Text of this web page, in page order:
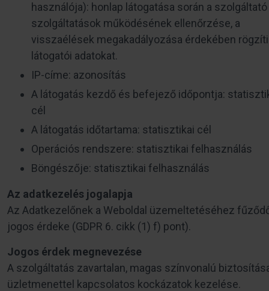
használója): honlap látogatása során a szolgáltató
szolgáltatások működésének ellenőrzése, a
visszaélések megakadályozása érdekében
látogatói adatokat.
IP-címe: azonosítás
A látogatás kezdő és befejező időpontja:
cél
A látogatás időtartama: statisztikai cél
Operációs rendszere: statisztikai felhasználás
Böngészője: statisztikai felhasználás
Az adatkezelés jogalapja
Az Adatkezelőnek a Weboldal üzemeltetéséhez
jogos érdeke (GDPR 6. cikk (1) f) pont).
Jogos érdek megnevezése
A szolgáltatás zavartalan, magas színvonalú
üzletmenettel kapcsolatos kockázatok kezelése.